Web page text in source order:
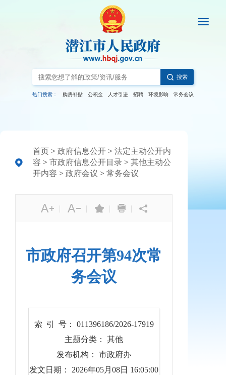
搜索
热门搜索： 购房补贴 公积金 人才引进 招聘 环境影响 常务会议
首页 > 政府信息公开 > 法定主动公开内
容 > 市政府信息公开目录 > 其他主动公
开内容 > 政府会议 > 常务会议
| | | |
市政府召开第94次常
务会议
索 引 号： 011396186/2026-17919
主题分类： 其他
发布机构： 市政府办
发文日期： 2026年05月08日 16:05:00